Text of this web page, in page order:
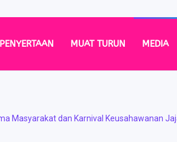
MUAT TURUN MEDIA
Masyarakat dan Karnival Keusahawanan